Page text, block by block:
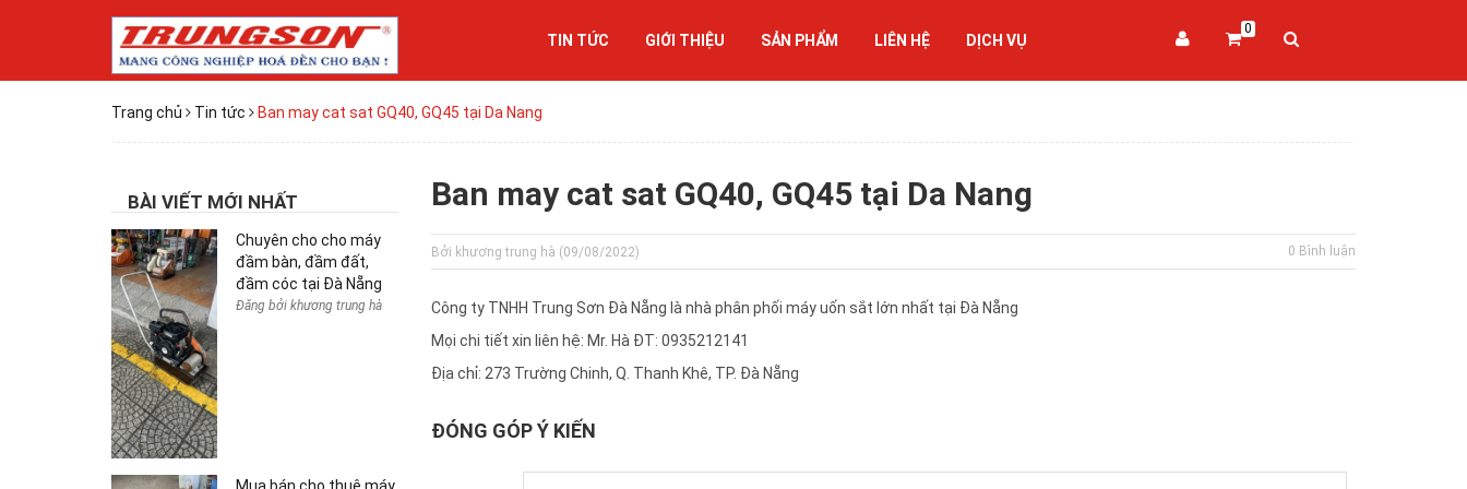
TIN TỨC GIỚI THIỆU SẢN PHẨM LIÊN HỆ DỊCH VỤ
0
Trang chủ Tin tức Ban may cat sat GQ40, GQ45 tại Da Nang
BÀI VIẾT MỚI NHẤT
Chuyên cho cho máy
đầm bàn, đầm đất,
đầm cóc tại Đà Nẵng
Đăng bởi khương trung hà
Ban may cat sat GQ40, GQ45 tại Da Nang
Bởi khương trung hà (09/08/2022) 0 Bình luận
Công ty TNHH Trung Sơn Đà Nẵng là nhà phân phối máy uốn sắt lớn nhất tại Đà Nẵng
Mọi chi tiết xin liên hệ: Mr. Hà ĐT: 0935212141
Địa chỉ: 273 Trường Chinh, Q. Thanh Khê, TP. Đà Nẵng
ĐÓNG GÓP Ý KIẾN